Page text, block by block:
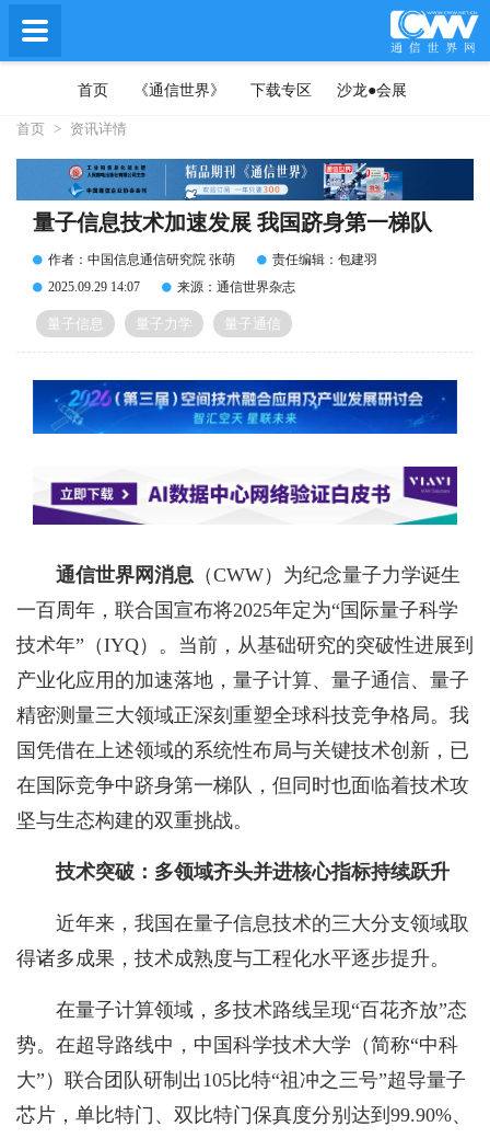
首页 《通信世界》 下载专区 沙龙●会展
首页 > 资讯详情
量子信息技术加速发展 我国跻身第一梯队
作者：中国信息通信研究院 张萌
责任编辑：包建羽
2025.09.29 14:07
来源：通信世界杂志
量子信息 量子力学 量子通信
通信世界网消息 （CWW）为纪念量子力学诞生
一百周年，联合国宣布将2025年定为“国际量子科学
技术年”（IYQ）。当前，从基础研究的突破性进展到
产业化应用的加速落地，量子计算、量子通信、量子
精密测量三大领域正深刻重塑全球科技竞争格局。我
国凭借在上述领域的系统性布局与关键技术创新，已
在国际竞争中跻身第一梯队，但同时也面临着技术攻
坚与生态构建的双重挑战。
技术突破：多领域齐头并进核心指标持续跃升
近年来，我国在量子信息技术的三大分支领域取
得诸多成果，技术成熟度与工程化水平逐步提升。
在量子计算领域，多技术路线呈现“百花齐放”态
势。在超导路线中，中国科学技术大学（简称“中科
大”）联合团队研制出105比特“祖冲之三号”超导量子
芯片，单比特门、双比特门保真度分别达到99.90%、